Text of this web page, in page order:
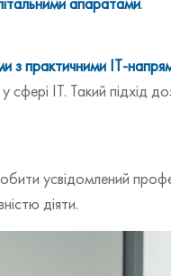
з практичними ІТ-
ІТ. Такий підхід
усвідомлений
діяти.